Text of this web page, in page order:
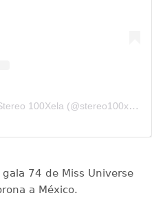
Una publicación compartida por Stereo 100Xela (@stereo100xela)
74 de Miss Universe
a México.